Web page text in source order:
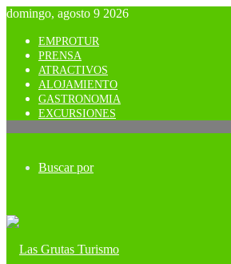
domingo, agosto 9 2026
EMPROTUR
PRENSA
ATRACTIVOS
ALOJAMIENTO
GASTRONOMIA
EXCURSIONES
Buscar por